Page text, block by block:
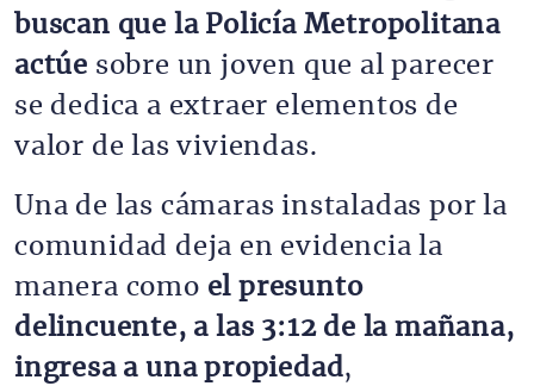
buscan que la Policía Metropolitana
actúe sobre un joven que al parecer
se dedica a extraer elementos de
valor de las viviendas.
Una de las cámaras instaladas por la
comunidad deja en evidencia la
manera como el presunto
delincuente, a las 3:12 de la mañana,
ingresa a una propiedad,